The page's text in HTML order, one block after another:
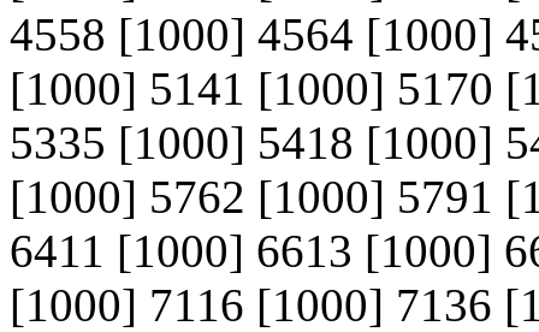
4558 [1000] 4564 [1000]
[1000] 5141 [1000] 5170
5335 [1000] 5418 [1000]
[1000] 5762 [1000] 5791
6411 [1000] 6613 [1000]
[1000] 7116 [1000] 7136